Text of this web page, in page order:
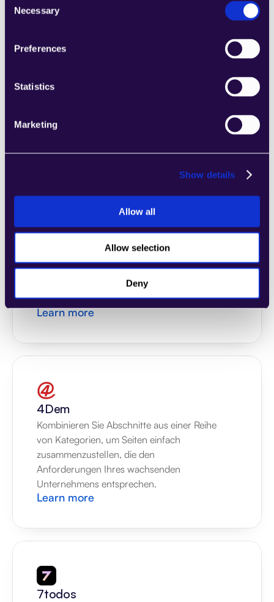
Selection
Necessary
Preferences
Statistics
Marketing
Show details
Allow all
Allow selection
Deny
Kombinieren Sie Abschnitte aus einer Reihe
zusammenzustellen, die den
Learn more
2markdown
von Kategorien, um Seiten einfach
zusammenzustellen, die den
Anforderungen Ihres wachsenden
Unternehmens entsprechen.
Learn more
4Dem
Kombinieren Sie Abschnitte aus einer Reihe
von Kategorien, um Seiten einfach
zusammenzustellen, die den
Anforderungen Ihres wachsenden
Unternehmens entsprechen.
Learn more
7todos